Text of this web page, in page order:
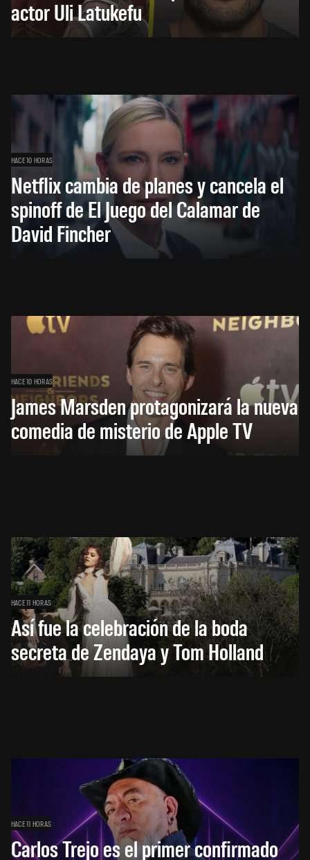
actor Uli Latukefu
HACE 10 HORAS
Netflix cambia de planes y cancela el
spinoff de El Juego del Calamar de
David Fincher
HACE 10 HORAS
James Marsden protagonizará la nueva
comedia de misterio de Apple TV
HACE 11 HORAS
Así fue la celebración de la boda
secreta de Zendaya y Tom Holland
HACE 11 HORAS
Carlos Trejo es el primer confirmado